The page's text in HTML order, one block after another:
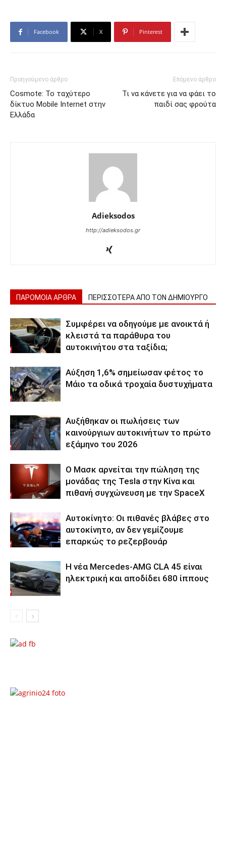
Facebook X Pinterest
Προηγούμενο άρθρο
Cosmote: Το ταχύτερο
δίκτυο Mobile Internet στην
Ελλάδα
Επόμενο άρθρο
Τι να κάνετε για να φάει το
παιδί σας φρούτα
Adieksodos
http://adieksodos.gr
ΠΑΡΟΜΟΙΑ ΑΡΘΡΑ ΠΕΡΙΣΣΟΤΕΡΑ ΑΠΟ ΤΟΝ ΔΗΜΙΟΥΡΓΟ
Συμφέρει να οδηγούμε με ανοικτά ή
κλειστά τα παράθυρα του
αυτοκινήτου στα ταξίδια;
Αύξηση 1,6% σημείωσαν φέτος το
Μάιο τα οδικά τροχαία δυστυχήματα
Αυξήθηκαν οι πωλήσεις των
καινούργιων αυτοκινήτων το πρώτο
εξάμηνο του 2026
Ο Μασκ αρνείται την πώληση της
μονάδας της Tesla στην Κίνα και
πιθανή συγχώνευση με την SpaceX
Αυτοκίνητο: Οι πιθανές βλάβες στο
αυτοκίνητο, αν δεν γεμίζουμε
επαρκώς το ρεζερβουάρ
Η νέα Mercedes-AMG CLA 45 είναι
ηλεκτρική και αποδίδει 680 ίππους